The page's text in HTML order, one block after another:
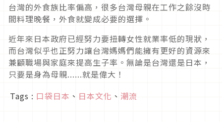
台灣的外食族比率偏高，很多台灣母親在工作之餘沒時
間料理晚餐，外食就變成必要的選擇。
近年來日本政府已經努力要扭轉女性就業率低的現狀，
而台灣似乎也正努力讓台灣媽媽們能擁有更好的資源來
兼顧職場與家庭來提高生子率。無論是台灣還是日本，
只要是身為母親......就是偉大！
Tags : 口袋日本 、 日本文化 、 潮流